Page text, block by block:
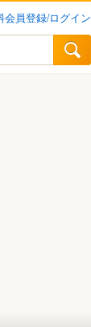
会員登録/ログイン